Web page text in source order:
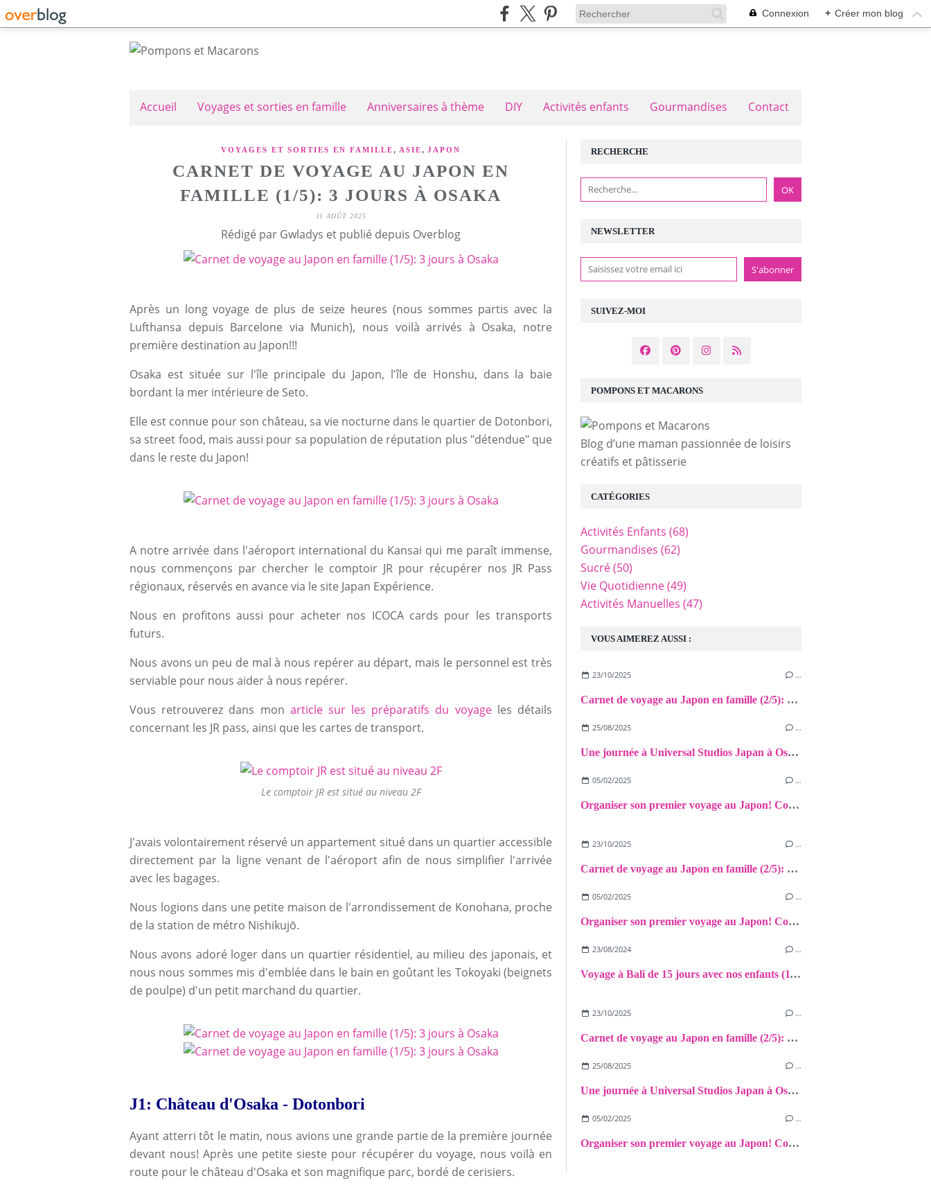
Connexion + Créer mon blog
Accueil Voyages et sorties en famille Anniversaires à thème DIY Activités enfants Gourmandises Contact
VOYAGES ET SORTIES EN FAMILLE , ASIE , JAPON
CARNET DE VOYAGE AU JAPON EN
FAMILLE (1/5): 3 JOURS À OSAKA
11 AOÛT 2025
Rédigé par Gwladys et publié depuis Overblog
Après un long voyage de plus de seize heures (nous sommes partis avec la
Lufthansa depuis Barcelone via Munich), nous voilà arrivés à Osaka, notre
première destination au Japon!!!
Osaka est située sur l'île principale du Japon, l'île de Honshu, dans la baie
bordant la mer intérieure de Seto.
Elle est connue pour son château, sa vie nocturne dans le quartier de Dotonbori,
sa street food, mais aussi pour sa population de réputation plus "détendue" que
dans le reste du Japon!
A notre arrivée dans l'aéroport international du Kansai qui me paraît immense,
nous commençons par chercher le comptoir JR pour récupérer nos JR Pass
régionaux, réservés en avance via le site Japan Expérience.
Nous en profitons aussi pour acheter nos ICOCA cards pour les transports
futurs.
Nous avons un peu de mal à nous repérer au départ, mais le personnel est très
serviable pour nous aider à nous repérer.
Vous retrouverez dans mon article sur les préparatifs du voyageles détails
concernant les JR pass, ainsi que les cartes de transport.
Le comptoir JR est situé au niveau 2F
J'avais volontairement réservé un appartement situé dans un quartier accessible
directement par la ligne venant de l'aéroport afin de nous simplifier l'arrivée
avec les bagages.
Nous logions dans une petite maison de l'arrondissement de Konohana, proche
de la station de métro Nishikujō.
Nous avons adoré loger dans un quartier résidentiel, au milieu des japonais, et
nous nous sommes mis d'emblée dans le bain en goûtant les Tokoyaki (beignets
de poulpe) d'un petit marchand du quartier.
J1: Château d'Osaka - Dotonbori
Ayant atterri tôt le matin, nous avions une grande partie de la première journée
devant nous! Après une petite sieste pour récupérer du voyage, nous voilà en
route pour le château d'Osaka et son magnifique parc, bordé de cerisiers.
NEWSLETTER
SUIVEZ-MOI
RECHERCHE
POMPONS ET MACARONS
Blog d’une maman passionnée de loisirs
créatifs et pâtisserie
VOUS AIMEREZ AUSSI :
23/10/2025 …
Carnet de voyage au Japon en famille (2/5): Hiroshima et Miyajima
25/08/2025 …
Une journée à Universal Studios Japan à Osaka! {+trucs et astuces}
05/02/2025 …
Organiser son premier voyage au Japon! Comment s’y prendre? Rétro-planning de mes préparatifs, trucs et astuces!
23/10/2025 …
Carnet de voyage au Japon en famille (2/5): Hiroshima et Miyajima
05/02/2025 …
Organiser son premier voyage au Japon! Comment s’y prendre? Rétro-planning de mes préparatifs, trucs et astuces!
23/08/2024 …
Voyage à Bali de 15 jours avec nos enfants (11 et 9 ans): Nusa Lembongan
23/10/2025 …
Carnet de voyage au Japon en famille (2/5): Hiroshima et Miyajima
25/08/2025 …
Une journée à Universal Studios Japan à Osaka! {+trucs et astuces}
05/02/2025 …
Organiser son premier voyage au Japon! Comment s’y prendre? Rétro-planning de mes préparatifs, trucs et astuces!
CATÉGORIES
Activités Enfants (68)
Gourmandises (62)
Sucré(50)
Vie Quotidienne(49)
Activités Manuelles (47)